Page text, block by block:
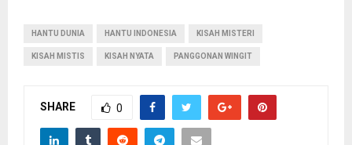
HANTU DUNIA HANTU INDONESIA KISAH MISTERI
KISAH MISTIS KISAH NYATA PANGGONAN WINGIT
SHARE 0